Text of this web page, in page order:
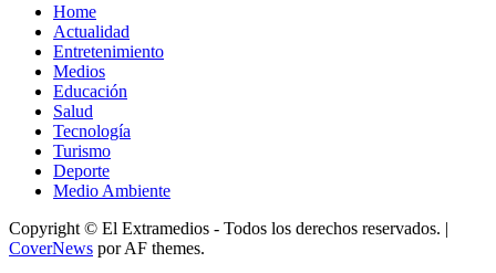
Home
Actualidad
Entretenimiento
Medios
Educación
Salud
Tecnología
Turismo
Deporte
Medio Ambiente
Copyright © El Extramedios - Todos los derechos reservados. |
CoverNews por AF themes.